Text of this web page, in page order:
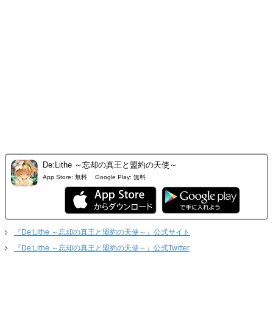
De:Lithe ～忘却の真王と盟約の天使～
App Store: 無料 Google Play: 無料
『De:Lithe ～忘却の真王と盟約の天使～』公式サイト
『De:Lithe ～忘却の真王と盟約の天使～』公式Twitter